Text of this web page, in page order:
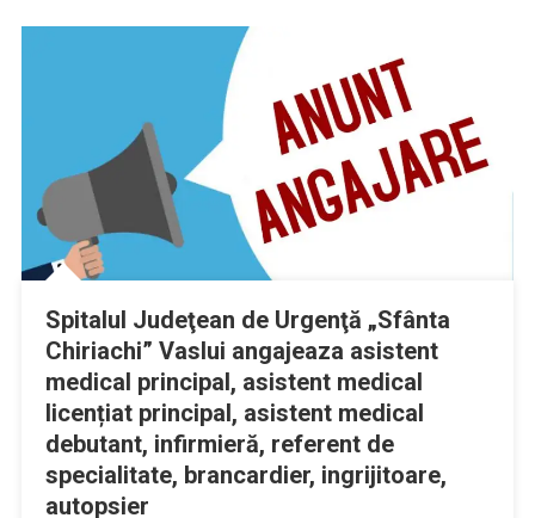
Spitalul Judeţean de Urgenţă „Sfânta
Chiriachi” Vaslui angajeaza asistent
medical principal, asistent medical
licențiat principal, asistent medical
debutant, infirmieră, referent de
specialitate, brancardier, ingrijitoare,
autopsier